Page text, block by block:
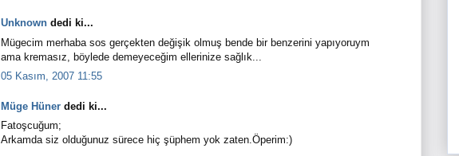
Unknown dedi ki...
Mügecim merhaba sos gerçekten değişik olmuş bende bir benzerini yapıyoruym
ama kremasız, böylede demeyeceğim ellerinize sağlık...
05 Kasım, 2007 11:55
Müge Hüner dedi ki...
Fatoşcuğum;
Arkamda siz olduğunuz sürece hiç şüphem yok zaten.Öperim:)